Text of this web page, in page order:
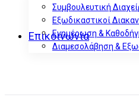
Συμβουλευτική
Εξωδικαστικοί
Ενημέρωση &
Διαμεσολάβηση &
Επικοινωνία